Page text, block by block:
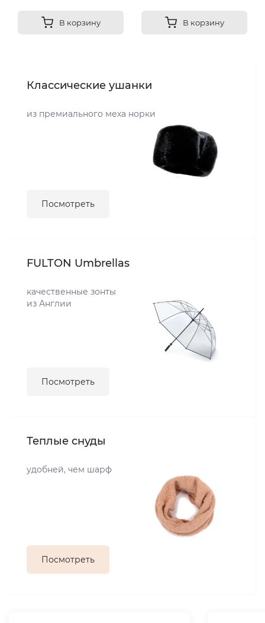
В корзину В корзину
Классические ушанки
из премиального меха норки
Посмотреть
FULTON Umbrellas
качественные зонты
из Англии
Посмотреть
Теплые снуды
удобней, чем шарф
Посмотреть